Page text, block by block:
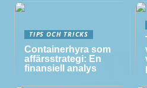
TIPS OCH TRICKS
Containerhyra som
affärsstrategi: En
finansiell analys